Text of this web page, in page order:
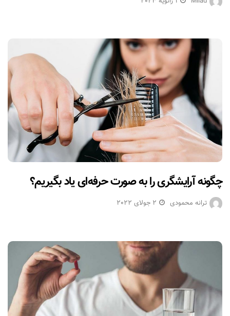
چگونه آرایشگری را به صورت حرفه‌ای یاد بگیریم؟
ترانه محمودی 2 جولای 2022